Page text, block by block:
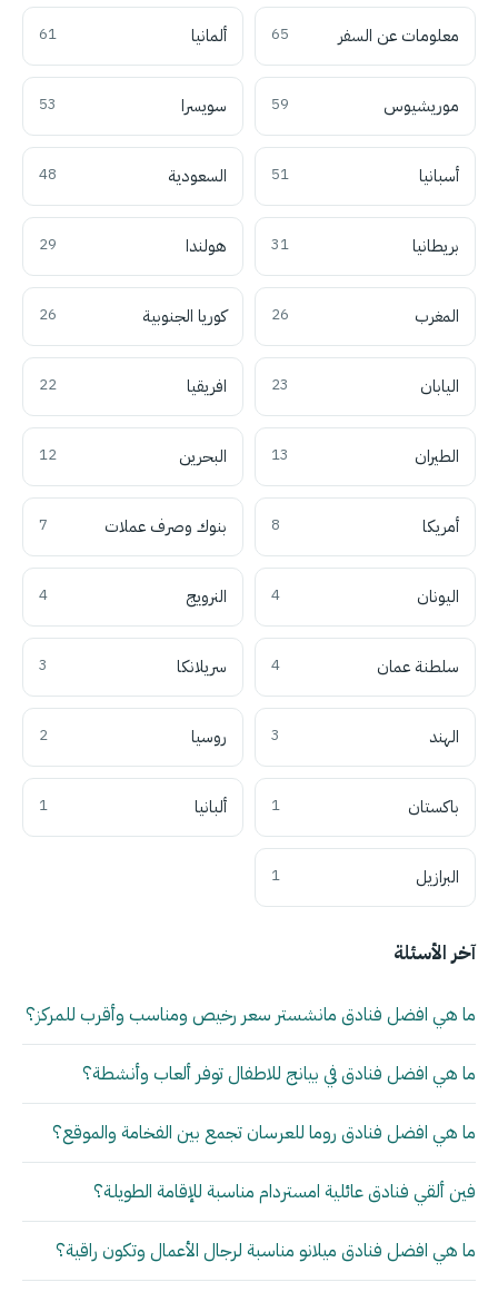
معلومات عن السفر 65 ألمانيا 61
موريشيوس 59 سويسرا 53
أسبانيا 51 السعودية 48
بريطانيا 31 هولندا 29
المغرب 26 كوريا الجنوبية 26
اليابان 23 افريقيا 22
الطيران 13 البحرين 12
أمريكا 8 بنوك وصرف عملات 7
اليونان 4 النرويج 4
سلطنة عمان 4 سريلانكا 3
الهند 3 روسيا 2
باكستان 1 ألبانيا 1
البرازيل 1
آخر الأسئلة
ما هي افضل فنادق مانشستر سعر رخيص ومناسب وأقرب للمركز؟
ما هي افضل فنادق في بيانج للاطفال توفر ألعاب وأنشطة؟
ما هي افضل فنادق روما للعرسان تجمع بين الفخامة والموقع؟
فين ألقي فنادق عائلية امستردام مناسبة للإقامة الطويلة؟
ما هي افضل فنادق ميلانو مناسبة لرجال الأعمال وتكون راقية؟